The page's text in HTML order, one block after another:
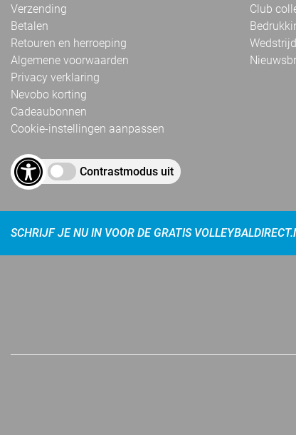
Verzending
Betalen
Retouren en herroeping
Algemene voorwaarden
Privacy verklaring
Nevobo korting
Cadeaubonnen
Cookie-instellingen aanpassen
Contrastmodus uit
Club
SCHRIJF JE NU IN VOOR DE GRATIS